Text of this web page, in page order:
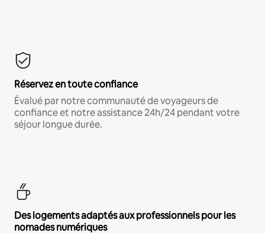
Réservez en toute confiance
Évalué par notre communauté de voyageurs de
confiance et notre assistance 24h/24 pendant votre
séjour longue durée.
Des logements adaptés aux professionnels pour les
nomades numériques